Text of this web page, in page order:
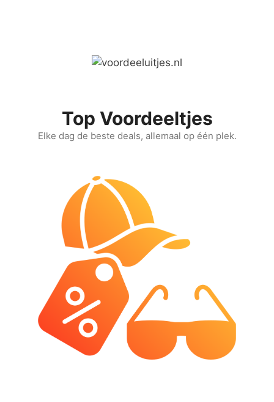
Top Voordeeltjes
Elke dag de beste deals, allemaal op één plek.